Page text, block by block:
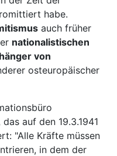
habe.
auch früher
nationalistischen
von
osteuropäischer
das auf den 19.3.1941
"Alle Kräfte müssen
in dem der